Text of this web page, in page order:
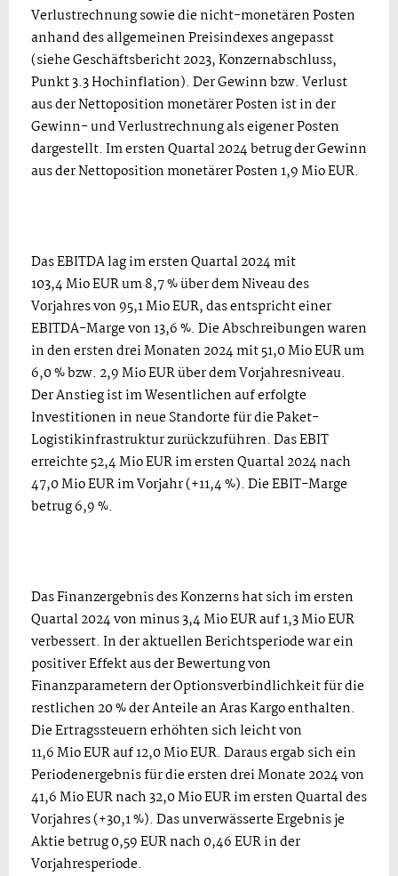
Verlustrechnung sowie die nicht-monetären Posten
anhand des allgemeinen Preisindexes angepasst
(siehe Geschäftsbericht 2023, Konzernabschluss,
Punkt 3.3 Hochinflation). Der Gewinn bzw. Verlust
aus der Nettoposition monetärer Posten ist in der
Gewinn- und Verlustrechnung als eigener Posten
dargestellt. Im ersten Quartal 2024 betrug der Gewinn
aus der Nettoposition monetärer Posten 1,9 Mio EUR.
Das EBITDA lag im ersten Quartal 2024 mit
103,4 Mio EUR um 8,7 % über dem Niveau des
Vorjahres von 95,1 Mio EUR, das entspricht einer
EBITDA-Marge von 13,6 %. Die Abschreibungen waren
in den ersten drei Monaten 2024 mit 51,0 Mio EUR um
6,0 % bzw. 2,9 Mio EUR über dem Vorjahresniveau.
Der Anstieg ist im Wesentlichen auf erfolgte
Investitionen in neue Standorte für die Paket-
Logistikinfrastruktur zurückzuführen. Das EBIT
erreichte 52,4 Mio EUR im ersten Quartal 2024 nach
47,0 Mio EUR im Vorjahr (+11,4 %). Die EBIT-Marge
betrug 6,9 %.
Das Finanzergebnis des Konzerns hat sich im ersten
Quartal 2024 von minus 3,4 Mio EUR auf 1,3 Mio EUR
verbessert. In der aktuellen Berichtsperiode war ein
positiver Effekt aus der Bewertung von
Finanzparametern der Optionsverbindlichkeit für die
restlichen 20 % der Anteile an Aras Kargo enthalten.
Die Ertragssteuern erhöhten sich leicht von
11,6 Mio EUR auf 12,0 Mio EUR. Daraus ergab sich ein
Periodenergebnis für die ersten drei Monate 2024 von
41,6 Mio EUR nach 32,0 Mio EUR im ersten Quartal des
Vorjahres (+30,1 %). Das unverwässerte Ergebnis je
Aktie betrug 0,59 EUR nach 0,46 EUR in der
Vorjahresperiode.